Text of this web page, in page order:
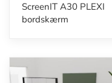
ScreenIT A30 PLEXI
bordskærm